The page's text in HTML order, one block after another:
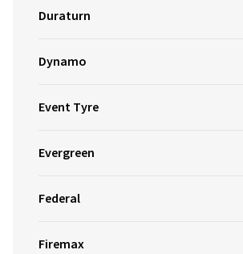
Duraturn
Dynamo
Event Tyre
Evergreen
Federal
Firemax